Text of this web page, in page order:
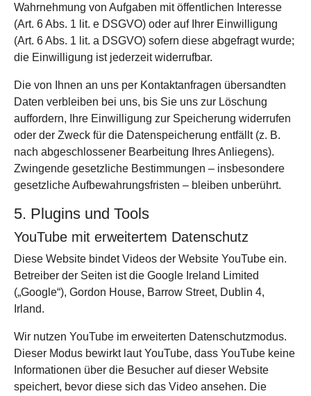
Wahrnehmung von Aufgaben mit öffentlichen Interesse
(Art. 6 Abs. 1 lit. e DSGVO) oder auf Ihrer Einwilligung
(Art. 6 Abs. 1 lit. a DSGVO) sofern diese abgefragt wurde;
die Einwilligung ist jederzeit widerrufbar.
Die von Ihnen an uns per Kontaktanfragen übersandten
Daten verbleiben bei uns, bis Sie uns zur Löschung
auffordern, Ihre Einwilligung zur Speicherung widerrufen
oder der Zweck für die Datenspeicherung entfällt (z. B.
nach abgeschlossener Bearbeitung Ihres Anliegens).
Zwingende gesetzliche Bestimmungen – insbesondere
gesetzliche Aufbewahrungsfristen – bleiben unberührt.
5. Plugins und Tools
YouTube mit erweitertem Datenschutz
Diese Website bindet Videos der Website YouTube ein.
Betreiber der Seiten ist die Google Ireland Limited
(„Google“), Gordon House, Barrow Street, Dublin 4,
Irland.
Wir nutzen YouTube im erweiterten Datenschutzmodus.
Dieser Modus bewirkt laut YouTube, dass YouTube keine
Informationen über die Besucher auf dieser Website
speichert, bevor diese sich das Video ansehen. Die